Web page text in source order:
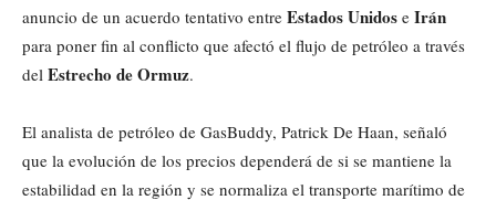
anuncio de un acuerdo tentativo entre Estados Unidos e Irán
para poner fin al conflicto que afectó el flujo de petróleo a través
del Estrecho de Ormuz.
El analista de petróleo de GasBuddy, Patrick De Haan, señaló
que la evolución de los precios dependerá de si se mantiene la
estabilidad en la región y se normaliza el transporte marítimo de